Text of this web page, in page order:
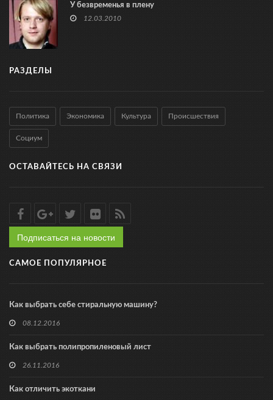
У безвременья в плену
12.03.2010
РАЗДЕЛЫ
Политика Экономика Культура Происшествия
Социум
ОСТАВАЙТЕСЬ НА СВЯЗИ
Подписаться на новости
САМОЕ ПОПУЛЯРНОЕ
Как выбрать себе стиральную машину?
08.12.2016
Как выбрать полипропиленовый лист
26.11.2016
Как отличить экоткани